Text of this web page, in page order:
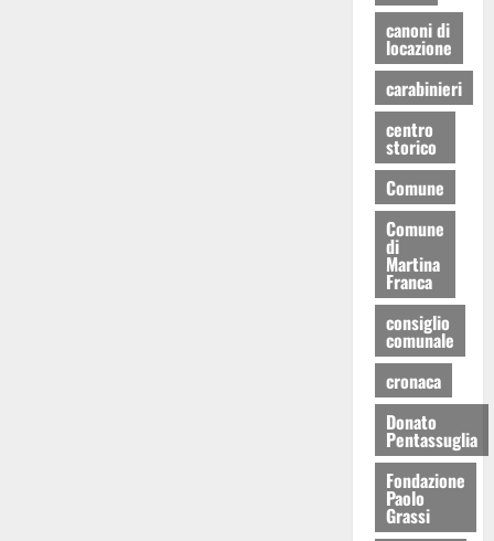
canoni di
locazione
carabinieri
centro
storico
Comune
Comune
di
Martina
Franca
consiglio
comunale
cronaca
Donato
Pentassuglia
Fondazione
Paolo
Grassi